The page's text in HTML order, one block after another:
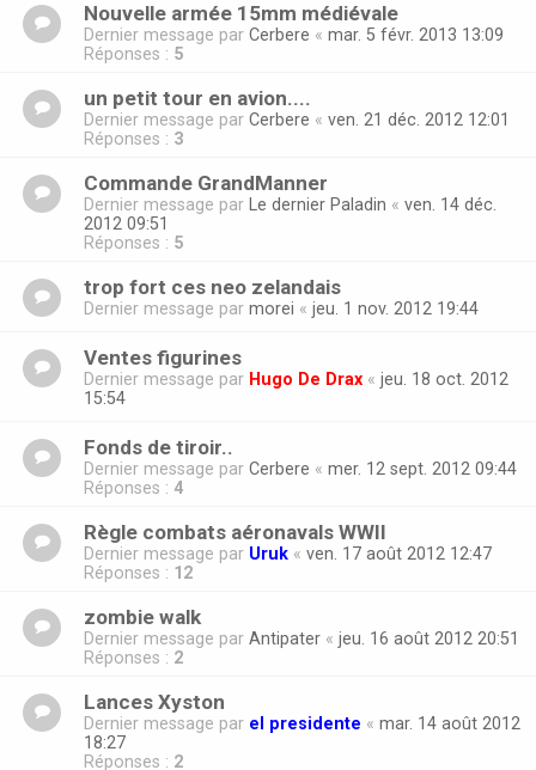
Nouvelle armée 15mm médiévale
Dernier message par Cerbere « mar. 5 févr. 2013 13:09
Réponses : 5
un petit tour en avion....
Dernier message par Cerbere « ven. 21 déc. 2012 12:01
Réponses : 3
Commande GrandManner
Dernier message par Le dernier Paladin « ven. 14 déc.
2012 09:51
Réponses : 5
trop fort ces neo zelandais
Dernier message par morei « jeu. 1 nov. 2012 19:44
Ventes figurines
Dernier message par Hugo De Drax « jeu. 18 oct. 2012
15:54
Fonds de tiroir..
Dernier message par Cerbere « mer. 12 sept. 2012 09:44
Réponses : 4
Règle combats aéronavals WWII
Dernier message par Uruk « ven. 17 août 2012 12:47
Réponses : 12
zombie walk
Dernier message par Antipater « jeu. 16 août 2012 20:51
Réponses : 2
Lances Xyston
Dernier message par el presidente « mar. 14 août 2012
18:27
Réponses : 2